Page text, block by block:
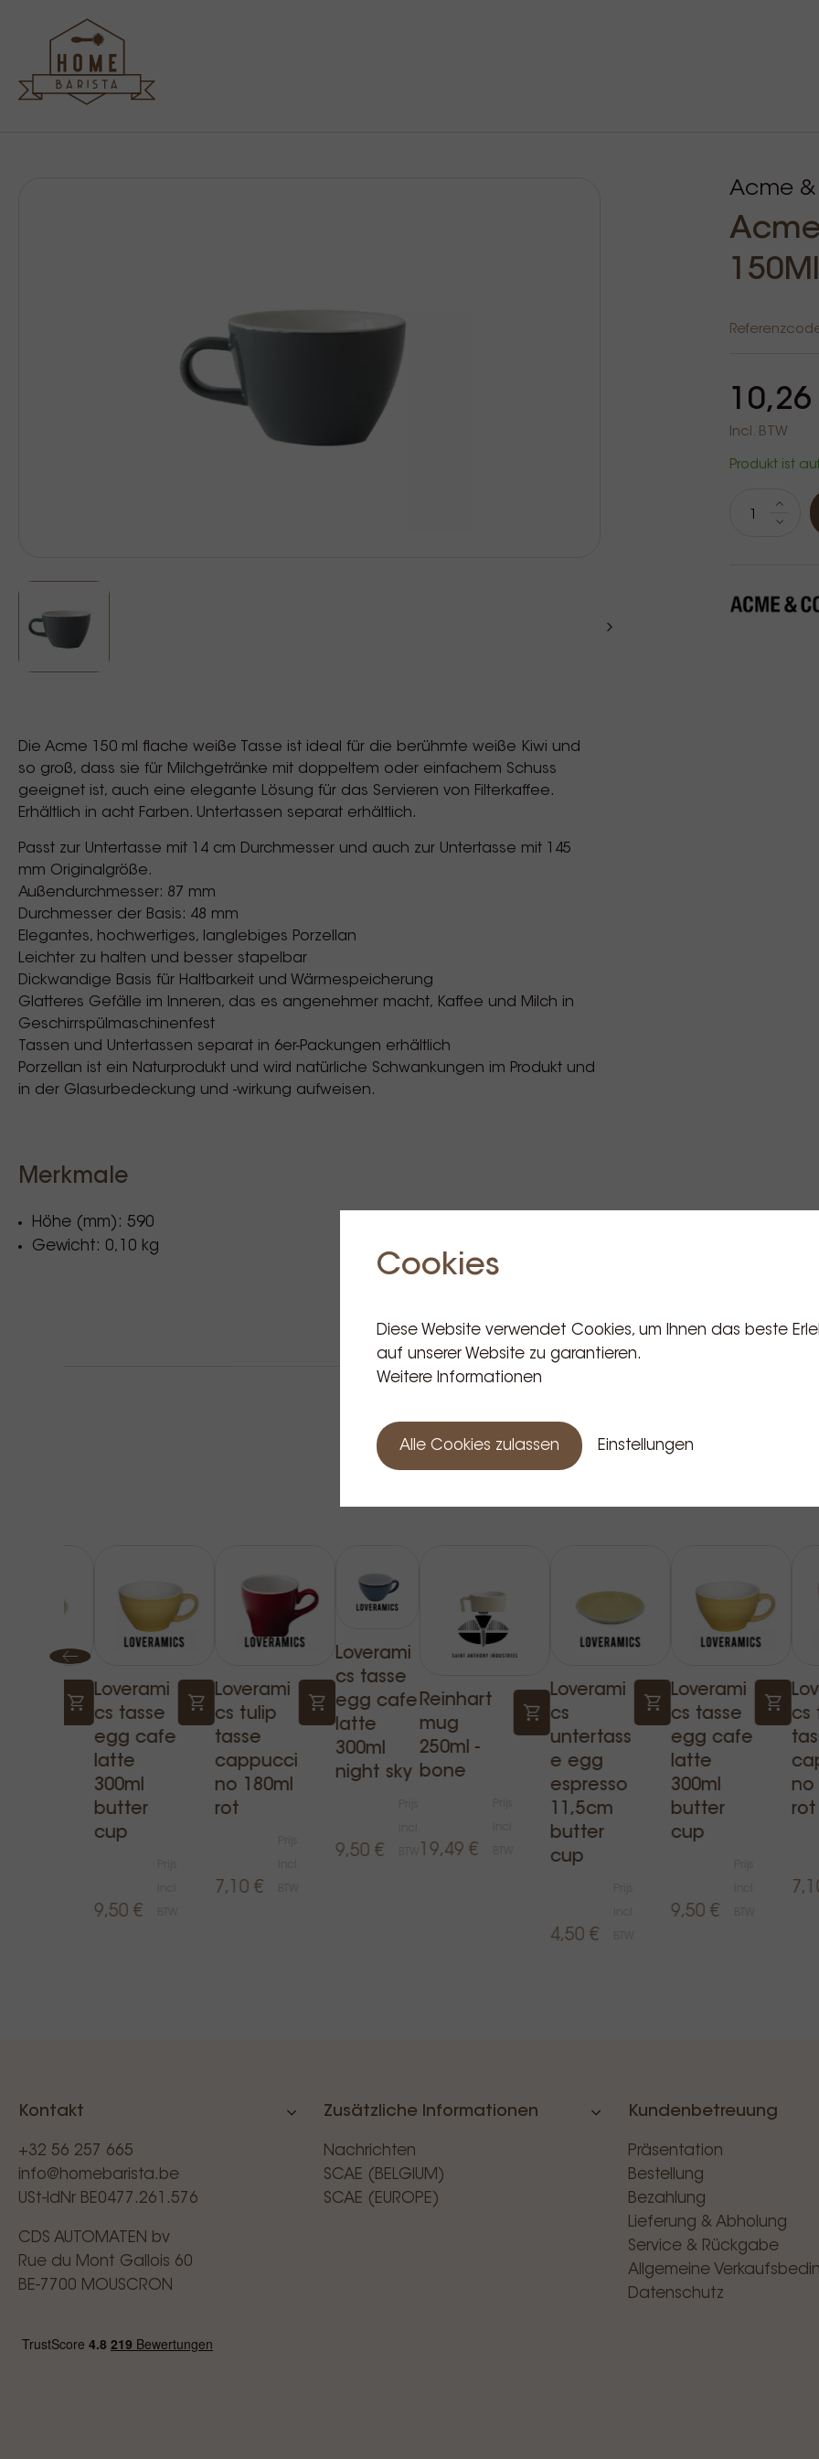
Die Acme 150 ml flache weiße Tasse ist ideal für die berühmte weiße Kiwi und
so groß, dass sie für Milchgetränke mit doppeltem oder einfachem Schuss
geeignet ist, auch eine elegante Lösung für das Servieren von Filterkaffee.
Erhältlich in acht Farben. Untertassen separat erhältlich.
Passt zur Untertasse mit 14 cm Durchmesser und auch zur Untertasse mit 145
mm Originalgröße.
Außendurchmesser: 87 mm
Durchmesser der Basis: 48 mm
Elegantes, hochwertiges, langlebiges Porzellan
Leichter zu halten und besser stapelbar
Dickwandige Basis für Haltbarkeit und Wärmespeicherung
Glatteres Gefälle im Inneren, das es angenehmer macht, Kaffee und Milch in
Geschirrspülmaschinenfest
Tassen und Untertassen separat in 6er-Packungen erhältlich
Porzellan ist ein Naturprodukt und wird natürliche Schwankungen im Produkt und
in der Glasurbedeckung und -wirkung aufweisen.
Merkmale
Höhe (mm): 590
Gewicht: 0,10 kg
Acme
10,26
Incl. BTW
Produkt ist
Verwandte Produkte
Loverami
cs tasse
egg cafe
latte
300ml
butter
cup
9,50 €
Loverami
cs tulip
tasse
cappucci
no 180ml
rot
7,10 €
Loverami
cs tasse
egg cafe
latte
300ml
night sky
9,50 €
Reinhart
mug
250ml -
bone
19,49 €
Loverami
cs
untertass
e egg
espresso
11,5cm
butter
cup
4,50 €
Loverami
cs tasse
egg cafe
latte
300ml
butter
cup
9,50 €
cs
no
rot
Kontakt
+32 56 257 665
info@homebarista.be
USt-IdNr BE0477.261.576
CDS AUTOMATEN bv
Rue du Mont Gallois 60
BE-7700 MOUSCRON
Zusätzliche Informationen
Nachrichten
SCAE (BELGIUM)
SCAE (EUROPE)
Kundenbetreuung
Präsentation
Bestellung
Bezahlung
Lieferung & Abholung
Service & Rückgabe
Allgemeine
Datenschutz
Cookies
Diese Website verwendet Cookies, um Ihnen das beste
auf unserer Website zu garantieren.
Weitere Informationen
Alle Cookies zulassen Einstellungen